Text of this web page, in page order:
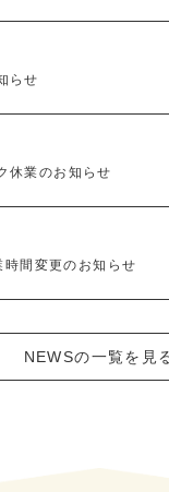
らせ
休業のお知らせ
間変更のお知らせ
NEWSの一覧を見